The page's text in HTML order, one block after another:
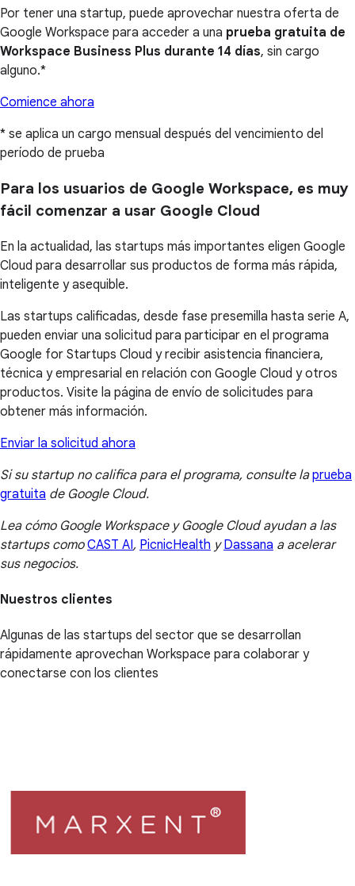
Por tener una startup, puede aprovechar nuestra oferta de
Google Workspace para acceder a una prueba gratuita de
Workspace Business Plus durante 14 días, sin cargo
alguno.*
Comience ahora
* se aplica un cargo mensual después del vencimiento del
período de prueba
Para los usuarios de Google Workspace, es muy
fácil comenzar a usar Google Cloud
En la actualidad, las startups más importantes eligen Google
Cloud para desarrollar sus productos de forma más rápida,
inteligente y asequible.
Las startups calificadas, desde fase presemilla hasta serie A,
pueden enviar una solicitud para participar en el programa
Google for Startups Cloud y recibir asistencia financiera,
técnica y empresarial en relación con Google Cloud y otros
productos. Visite la página de envío de solicitudes para
obtener más información.
Enviar la solicitud ahora
Si su startup no califica para el programa, consulte laprueba
gratuita de Google Cloud.
Lea cómo Google Workspace y Google Cloud ayudan a las
startups comoCAST AI, PicnicHealth yDassana a acelerar
sus negocios.
Nuestros clientes
Algunas de las startups del sector que se desarrollan
rápidamente aprovechan Workspace para colaborar y
conectarse con los clientes